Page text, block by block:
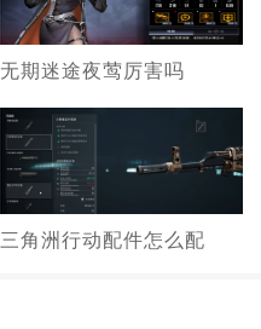
无期迷途夜莺厉害吗
三角洲行动配件怎么配